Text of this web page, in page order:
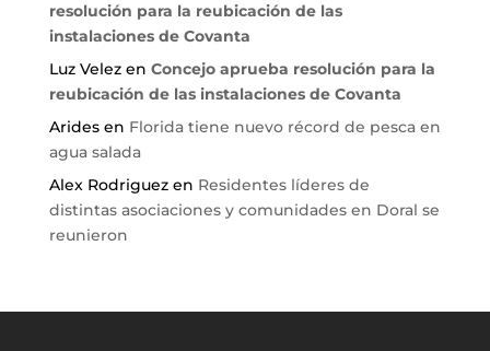
resolución para la reubicación de las
instalaciones de Covanta
Luz Velezen Concejo aprueba resolución para la
reubicación de las instalaciones de Covanta
Aridesen Florida tiene nuevo récord de pesca en
agua salada
Alex Rodriguezen Residentes líderes de
distintas asociaciones y comunidades en Doral se
reunieron